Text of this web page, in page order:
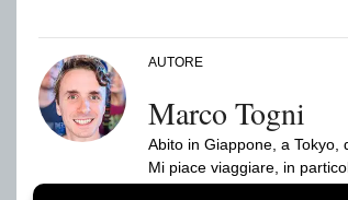
AUTORE
Marco Togni
Abito in Giappone, a Tokyo,
Mi piace viaggiare, in
Fondatore di GiappoTour